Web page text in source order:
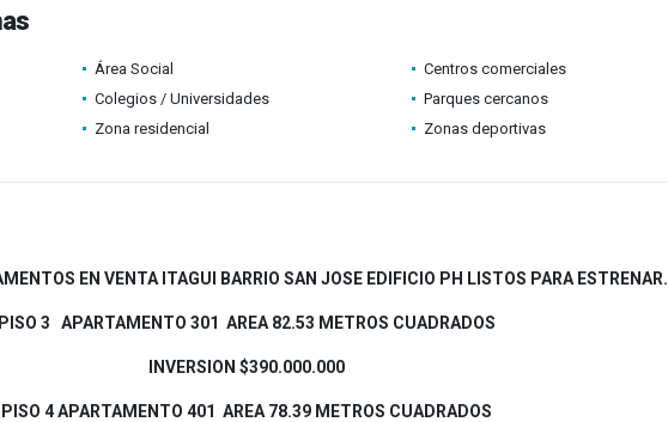
Área Social
Centros comerciales
Colegios / Universidades
Parques cercanos
Zona residencial Zonas deportivas
EN VENTA ITAGUI BARRIO SAN JOSE EDIFICIO PH LISTOS PARA ESTRENAR.
PISO 3 APARTAMENTO 301 AREA 82.53 METROS CUADRADOS
INVERSION $390.000.000
PISO 4 APARTAMENTO 401 AREA 78.39 METROS CUADRADOS